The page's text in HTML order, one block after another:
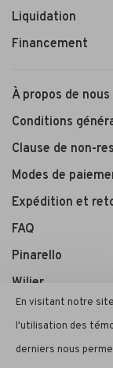
Liquidation
Financement
À propos de nous
Conditions
Clause de non-
Modes de
Expédition et
FAQ
Pinarello
Wilier
En visitant notre
l'utilisation des
derniers nous